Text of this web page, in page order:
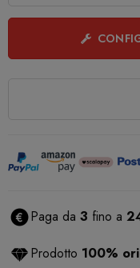
Paga da 3 fino a
Prodotto 100%